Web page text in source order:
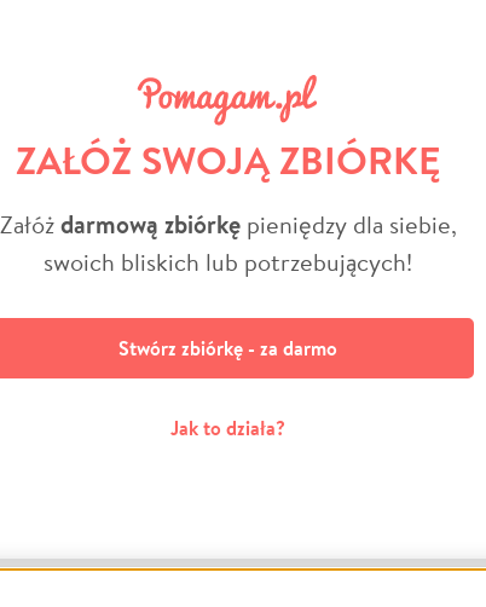
ZAŁÓŻ SWOJĄ ZBIÓRKĘ
Załóżdarmową zbiórkępieniędzy dla siebie,
swoich bliskich lub potrzebujących!
Stwórz zbiórkę - za darmo
Jak to działa?